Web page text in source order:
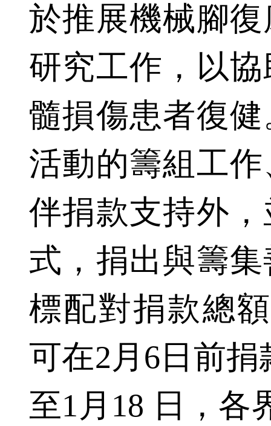
於推展機械腳
研究工作，以
髓損傷患者復
活動的籌組工
伴捐款支持外
式，捐出與籌
標配對捐款總
可在2月6日前
至1月18 日，各